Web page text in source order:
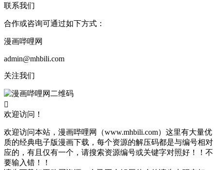
联系我们
合作或咨询可通过如下方式：
漫画哔哩网
admin@mhbili.com
关注我们

欢迎访问！
欢迎访问本站，漫画哔哩网（www.mhbili.com）这里有大量优
质的经典电子版漫画下载，每个资源的解压码都是与编号相对
应的，有且仅有一个，请搜索资源编号或关键字对照好！！不
要输入错！！